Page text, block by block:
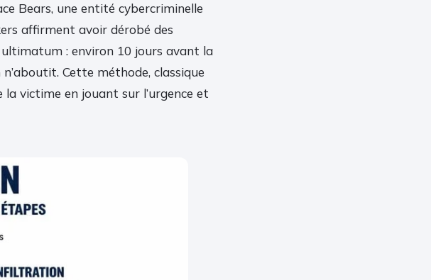
Bears, une entité cybercriminelle
affirment avoir dérobé des
: environ 10 jours avant la
Cette méthode, classique
la victime en jouant sur l’urgence et